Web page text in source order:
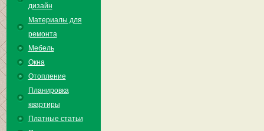
дизайн
Материалы для
ремонта
Мебель
Окна
Отопление
Планировка
квартиры
Платные статьи